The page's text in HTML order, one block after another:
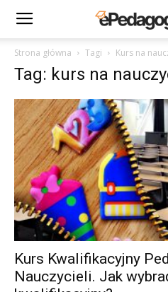
Strona główna Tagi Kurs na
Tag: kurs na
Kurs Kwalifikacyjny
Nauczycieli. Jak